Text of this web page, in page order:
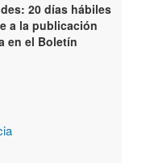
20 días hábiles
a la publicación
en el Boletín